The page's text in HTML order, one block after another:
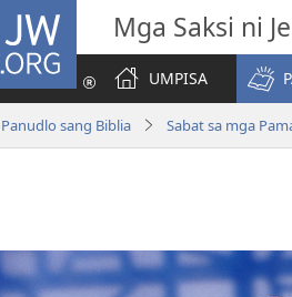
JW.ORG Mga Saksi ni
UMPISA
Panudlo sang Biblia Sabat sa mga